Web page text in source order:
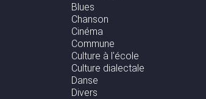
Blues
Chanson
Cinéma
Commune
Culture à l'école
Culture dialectale
Danse
Divers